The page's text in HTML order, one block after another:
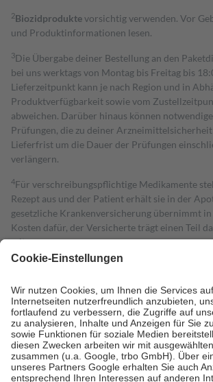
2Biozidproduktevorsichtig verwenden. Vor
und Produktinformationen lesen.
3Die Übergabe deiner Bestellung an den
bei uns werktags von Montag bis Freitag bis
Lieferzeitpunkt kann je nach Region und in
Produktverfügbarkeit sowie vom
abweichen. Darüber hinaus können
Prüfungen, die zu deiner
Lieferfrist um die Dauer der Prüfungen
verlängern.
4Für verschreibungspflichtige Medikamente
Rezept aus und der Patient erhält sie in der
gesetzliche Krankenversicherung übernimmt in
Kosten dafür, der Versicherte trägt einen Teil
mit.
Grundsätzlich leisten Mitglieder Zuzahlungen in
höchstens zehn Euro.
Es sind jedoch nie mehr
Kosten der Leistung zu entrichten.
Diese Regeln gelten grundsätzlich auch für
Bei Heilmitteln und häuslicher Krankenpflege
Zuzahlung zehn Prozent der Kosten sowie zehn
Verordnung.
Um das Engagement der Versicherten für ihre